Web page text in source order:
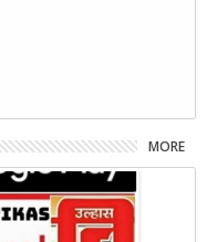
MORE